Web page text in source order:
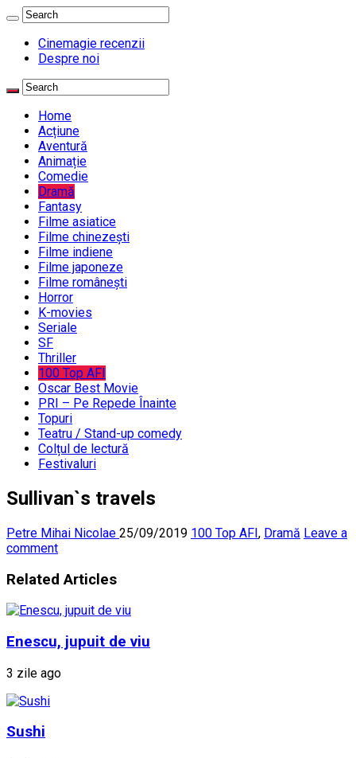
Cinemagie recenzii
Despre noi
Home
Acțiune
Aventură
Animație
Comedie
Dramă
Fantasy
Filme asiatice
Filme chinezești
Filme indiene
Filme japoneze
Filme românești
Horror
K-movies
Seriale
SF
Thriller
100 Top AFI
Oscar Best Movie
PRI – Pe Repede Înainte
Topuri
Teatru / Stand-up comedy
Colțul de lectură
Festivaluri
Sullivan`s travels
Petre Mihai Nicolae 25/09/2019 100 Top AFI, Dramă Leave a
comment
Related Articles
Enescu, jupuit de viu
3 zile ago
Sushi